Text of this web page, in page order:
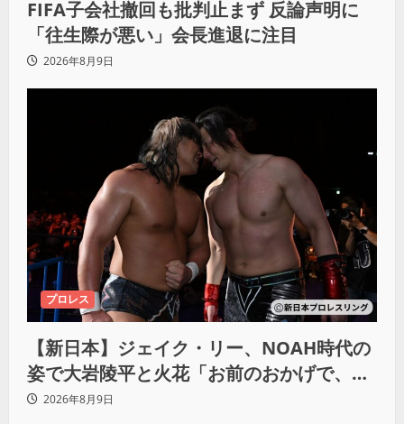
FIFA子会社撤回も批判止まず 反論声明に
「往生際が悪い」会長進退に注目
2026年8月9日
プロレス
【新日本】ジェイク・リー、NOAH時代の
姿で大岩陵平と火花「お前のおかげで、忘
れてたもの思い出したわ」
2026年8月9日